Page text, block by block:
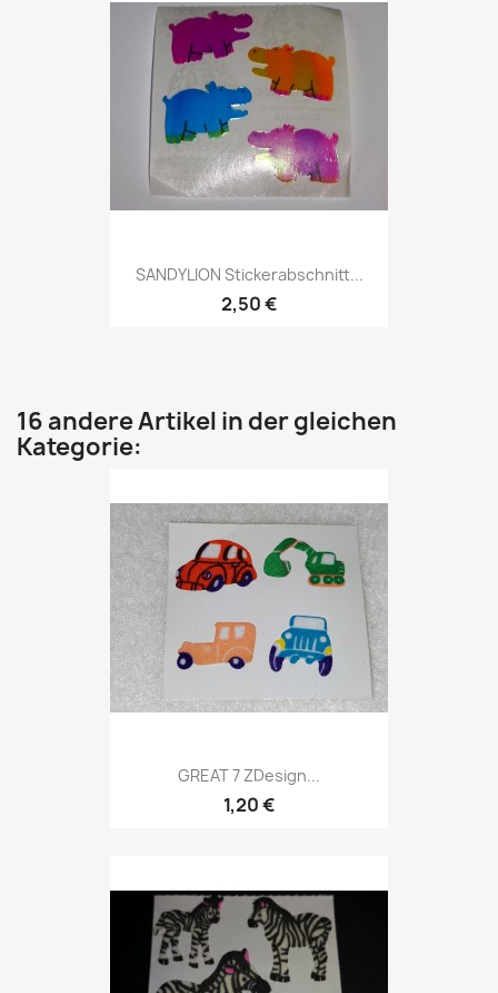
SANDYLION Stickerabschnitt...
2,50 €
16 andere Artikel in der gleichen
Kategorie:
GREAT 7 ZDesign...
1,20 €